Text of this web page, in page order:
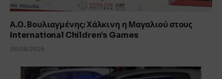
Α.Ο. Βουλιαγμένης: Χάλκινη η Μαγαλιού στους
International Children’s Games
06/08/2026